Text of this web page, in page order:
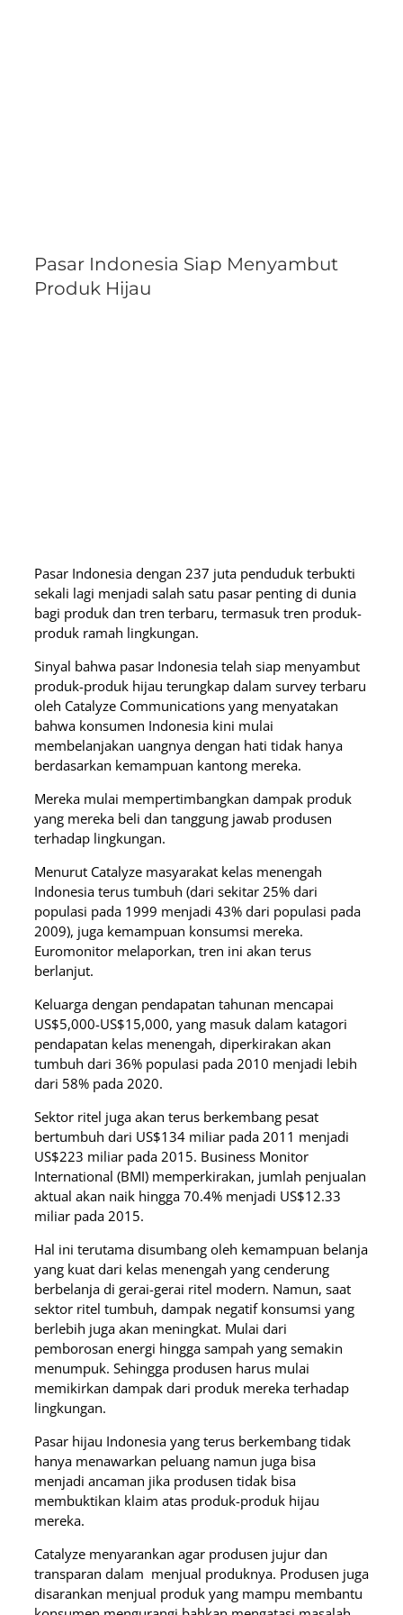
Pasar Indonesia Siap Menyambut
Produk Hijau
Pasar Indonesia dengan 237 juta penduduk terbukti
sekali lagi menjadi salah satu pasar penting di dunia
bagi produk dan tren terbaru, termasuk tren produk-
produk ramah lingkungan.
Sinyal bahwa pasar Indonesia telah siap menyambut
produk-produk hijau terungkap dalam survey terbaru
oleh Catalyze Communications yang menyatakan
bahwa konsumen Indonesia kini mulai
membelanjakan uangnya dengan hati tidak hanya
berdasarkan kemampuan kantong mereka.
Mereka mulai mempertimbangkan dampak produk
yang mereka beli dan tanggung jawab produsen
terhadap lingkungan.
Menurut Catalyze masyarakat kelas menengah
Indonesia terus tumbuh (dari sekitar 25% dari
populasi pada 1999 menjadi 43% dari populasi pada
2009), juga kemampuan konsumsi mereka.
Euromonitor melaporkan, tren ini akan terus
berlanjut.
Keluarga dengan pendapatan tahunan mencapai
US$5,000-US$15,000, yang masuk dalam katagori
pendapatan kelas menengah, diperkirakan akan
tumbuh dari 36% populasi pada 2010 menjadi lebih
dari 58% pada 2020.
Sektor ritel juga akan terus berkembang pesat
bertumbuh dari US$134 miliar pada 2011 menjadi
US$223 miliar pada 2015. Business Monitor
International (BMI) memperkirakan, jumlah penjualan
aktual akan naik hingga 70.4% menjadi US$12.33
miliar pada 2015.
Hal ini terutama disumbang oleh kemampuan belanja
yang kuat dari kelas menengah yang cenderung
berbelanja di gerai-gerai ritel modern. Namun, saat
sektor ritel tumbuh, dampak negatif konsumsi yang
berlebih juga akan meningkat. Mulai dari
pemborosan energi hingga sampah yang semakin
menumpuk. Sehingga produsen harus mulai
memikirkan dampak dari produk mereka terhadap
lingkungan.
Pasar hijau Indonesia yang terus berkembang tidak
hanya menawarkan peluang namun juga bisa
menjadi ancaman jika produsen tidak bisa
membuktikan klaim atas produk-produk hijau
mereka.
Catalyze menyarankan agar produsen jujur dan
transparan dalam menjual produknya. Produsen juga
disarankan menjual produk yang mampu membantu